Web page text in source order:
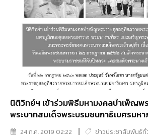
นิติวิทย์ฯ เข้าร่วมพิธีมหามงคลบำเพ็ญพ
พระบาทสมเด็จพระบรมชนกาธิเบศรมห
มหาราช พบรมนาถบพิตร เเละเจริญพระ
24 ก.ค. 2019 02:22 ข่าวประชาสัมพันธ์ทั่